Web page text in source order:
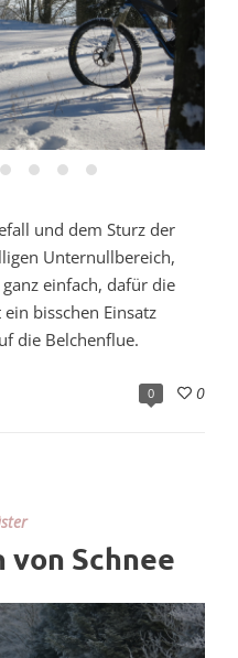
und dem Sturz der
Unternullbereich,
einfach, dafür die
bisschen Einsatz
die Belchenflue.
0 0
von Schnee